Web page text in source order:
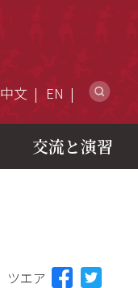
中文 EN
交流と演習
ツエア